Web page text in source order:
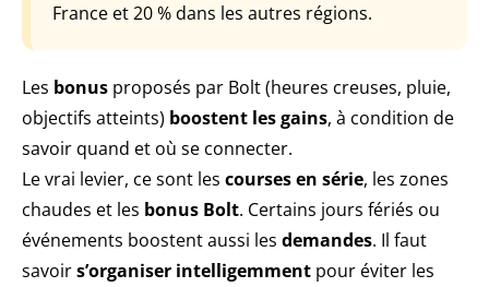
France et 20 % dans les autres régions.
Les bonus proposés par Bolt (heures creuses, pluie,
objectifs atteints) boostent lesgains, à condition de
savoir quand et où se connecter.
Le vrai levier, ce sont les courses en série, les zones
chaudes et les bonus Bolt. Certains jours fériés ou
événements boostent aussi les demandes. Il faut
savoirs’organiser intelligemment pour éviter les